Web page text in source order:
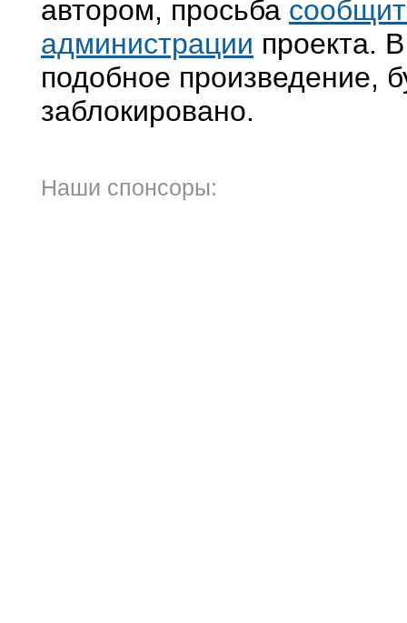
автором, просьба
администрации проекта.
подобное произведение,
заблокировано.
Наши спонсоры: